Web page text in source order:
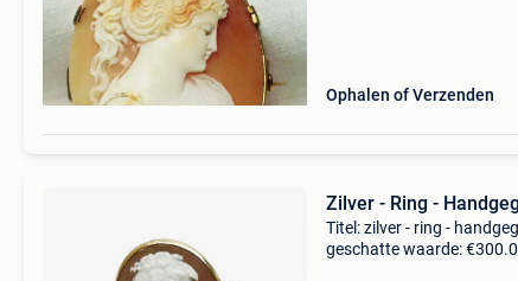
Ophalen of Verzenden
Zilver - Ring -
Titel: zilver - ring -
geschatte waarde: